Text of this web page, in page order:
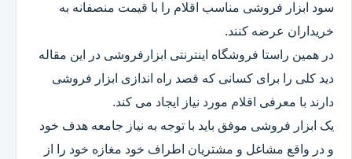
سود ابزار فروشی مناسب اقلام را با قیمت منصفانه به
خریداران عرضه کنند.
در همین راستا فروشگاه اینترنتی ابزارفروشی در این مقاله
دید کلی را برای کسانی که قصد راه اندازی ابزار فروشی
دارند با معرفی اقلام مورد نیاز ایجاد می کند.
یک ابزار فروشی موفق باید با توجه به نیاز جامعه هدف خود
و در واقع مشاغل و مشتریان اطراف خود مغازه خود را از